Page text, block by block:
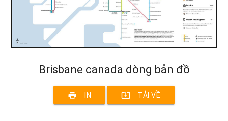
Brisbane canada dòng bản đồ
print IN system_update_alt TẢI VỀ